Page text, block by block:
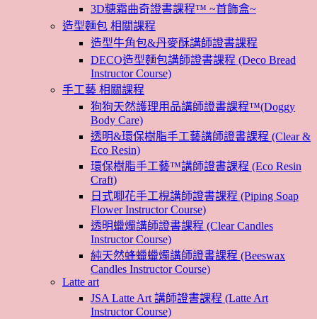
3D糖霜曲奇證書課程™ ~首飾盒~
造型麵包 相關課程
造型牛角包&丹麥酥講師證書課程
DECO造型麵包講師證書課程 (Deco Bread
Instructor Course)
手工藝 相關課程
狗狗天然護理用品講師證書課程™(Doggy
Body Care)
透明&環保樹脂手工藝講師證書課程 (Clear &
Eco Resin)
環保樹脂手工藝™講師證書課程 (Eco Resin
Craft)
日式唧花手工梘講師證書課程 (Piping Soap
Flower Instructor Course)
透明蠟燭講師證書課程 (Clear Candles
Instructor Course)
純天然蜂蠟蠟燭講師證書課程 (Beeswax
Candles Instructor Course)
Latte art
JSA Latte Art 講師證書課程 (Latte Art
Instructor Course)